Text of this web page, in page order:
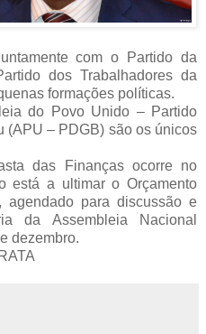
com o Partido da
dos Trabalhadores da
formações políticas.
do Povo Unido – Partido
(APU – PDGB) são os únicos
das Finanças ocorre no
está a ultimar o Orçamento
para discussão e
da Assembleia Nacional
dezembro.